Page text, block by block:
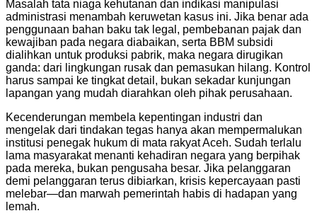
Masalah tata niaga kehutanan dan indikasi manipulasi
administrasi menambah keruwetan kasus ini. Jika benar ada
penggunaan bahan baku tak legal, pembebanan pajak dan
kewajiban pada negara diabaikan, serta BBM subsidi
dialihkan untuk produksi pabrik, maka negara dirugikan
ganda: dari lingkungan rusak dan pemasukan hilang. Kontrol
harus sampai ke tingkat detail, bukan sekadar kunjungan
lapangan yang mudah diarahkan oleh pihak perusahaan.
Kecenderungan membela kepentingan industri dan
mengelak dari tindakan tegas hanya akan mempermalukan
institusi penegak hukum di mata rakyat Aceh. Sudah terlalu
lama masyarakat menanti kehadiran negara yang berpihak
pada mereka, bukan pengusaha besar. Jika pelanggaran
demi pelanggaran terus dibiarkan, krisis kepercayaan pasti
melebar—dan marwah pemerintah habis di hadapan yang
lemah.